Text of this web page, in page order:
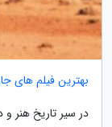
بهترین فیلم های
در سیر تاریخ هنر